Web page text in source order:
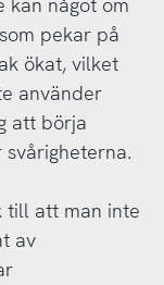
pekar på
ökat, vilket
använder
att börja
till att man inte
av